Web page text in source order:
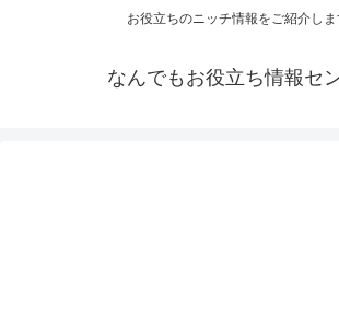
お役立ちのニッチ情報をご紹介しま
なんでもお役立ち情報セ